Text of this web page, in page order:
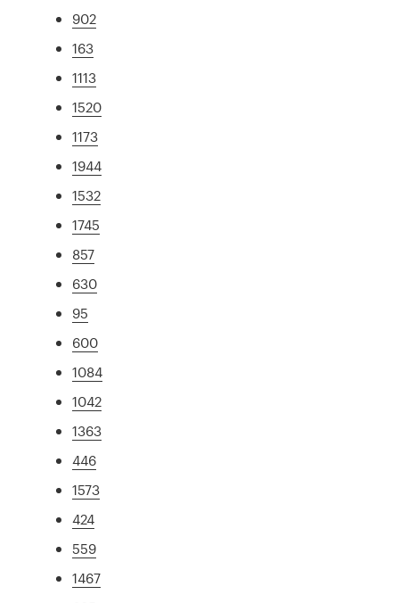
902
163
1113
1520
1173
1944
1532
1745
857
630
95
600
1084
1042
1363
446
1573
424
559
1467